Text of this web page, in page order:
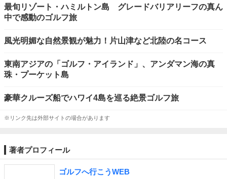
最旬リゾート・ハミルトン島 グレードバリアリーフの真ん
中で感動のゴルフ旅
風光明媚な自然景観が魅力！片山津など北陸の名コース
東南アジアの「ゴルフ・アイランド」、アンダマン海の真
珠・プーケット島
豪華クルーズ船でハワイ4島を巡る絶景ゴルフ旅
※リンク先は外部サイトの場合があります
著者プロフィール
ゴルフへ行こうWEB